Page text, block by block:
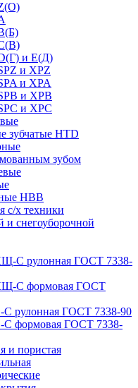
и Е(Д)
и XPZ
и XPA
и XPB
и XPC
зубчатые HTD
зубом
HBB
с/х техники
и снегоуборочной
С рулонная ГОСТ 7338-
С формовая ГОСТ
С рулонная ГОСТ 7338-90
С формовая ГОСТ 7338-
и пористая